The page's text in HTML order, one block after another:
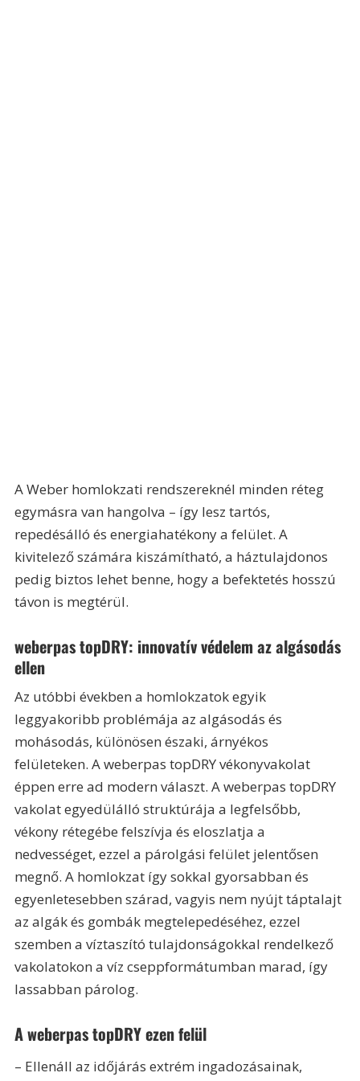
A Weber homlokzati rendszereknél minden réteg
egymásra van hangolva – így lesz tartós,
repedésálló és energiahatékony a felület. A
kivitelező számára kiszámítható, a háztulajdonos
pedig biztos lehet benne, hogy a befektetés hosszú
távon is megtérül.
weberpas topDRY: innovatív védelem az algásodás
ellen
Az utóbbi években a homlokzatok egyik
leggyakoribb problémája az algásodás és
mohásodás, különösen északi, árnyékos
felületeken. A weberpas topDRY vékonyvakolat
éppen erre ad modern választ. A weberpas topDRY
vakolat egyedülálló struktúrája a legfelsőbb,
vékony rétegébe felszívja és eloszlatja a
nedvességet, ezzel a párolgási felület jelentősen
megnő. A homlokzat így sokkal gyorsabban és
egyenletesebben szárad, vagyis nem nyújt táptalajt
az algák és gombák megtelepedéséhez, ezzel
szemben a víztaszító tulajdonságokkal rendelkező
vakolatokon a víz cseppformátumban marad, így
lassabban párolog.
A weberpas topDRY ezen felül
– Ellenáll az időjárás extrém ingadozásainak,